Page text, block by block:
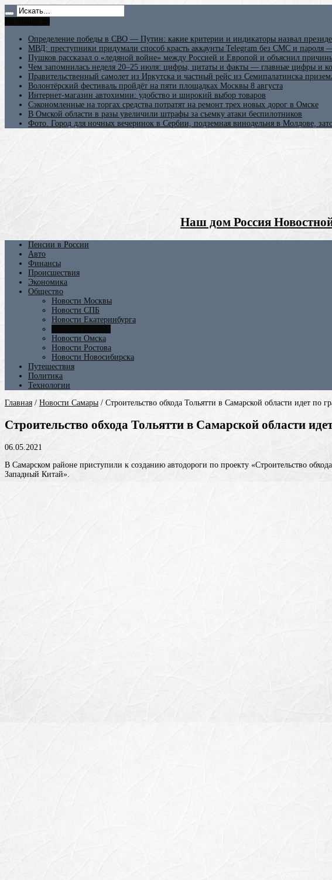
Определение победы в СВО — Путин: какие критерии и индикаторы назвал
МВД: преступники придумали способ красть аккаунты Telegram без СМС и пароля —
Пушков рассказал о «ледяной войне» между Россией и Европой и объяснил
Чем запомнилась неделя 20–25 июля: цифры, цитаты и факты — главные цифры и
Правительственный самолет из Иркутска и частный рейс из Семипалатинска
Волонтёрский фестиваль пройдёт на пяти площадках Москвы 8 августа
Интернет-магазин автохимии: удобство и широкий выбор товаров
Сэкономленные на торгах средства потратят на ремонт трех новых дорог в Омске
В Омской области в разы увеличили штрафы за съемку атаки беспилотников
Фото. Город для ночных вечеринок в Сербии, подземная винодельня в Молдове,
Наш дом Россия
Пенсии в России
Авто
Финансы
Происшествия
Экономика
Общество
Новости Москвы
Новости СПБ
Новости Екатеринбурга
Новости Омска
Новости Ростова
Новости Новосибирска
Путешествия
Политика
Технологии
Главная / Новости Самары / Строительство обхода Тольятти в Самарской области идет
Строительство обхода Тольятти в Самарской области
06.05.2021
В Самарском районе приступили к созданию автодороги по проекту «Строительство
Западный Китай».